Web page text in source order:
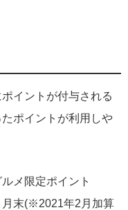
イントが付与される
ポイントが利用しや
メ限定ポイント
月末(※2021年2月加算